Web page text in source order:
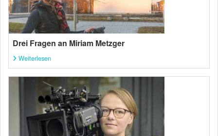
Drei Fragen an Miriam Metzger
Weiterlesen